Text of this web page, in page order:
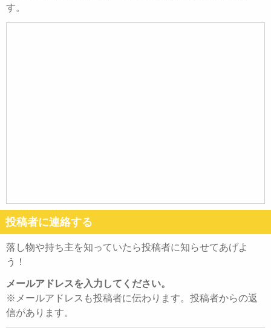
す。
投稿者に連絡する
落し物や持ち主を知っていたら投稿者に知らせてあげよ
う！
メールアドレスを入力してください。
※メールアドレスも投稿者に伝わります。投稿者からの返
信があります。